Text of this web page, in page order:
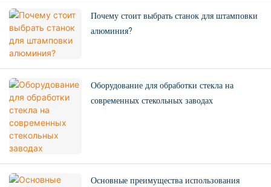
Почему стоит выбрать станок для штамповки
алюминия?
Оборудование для обработки стекла на
современных стекольных заводах
Основные преимущества использования